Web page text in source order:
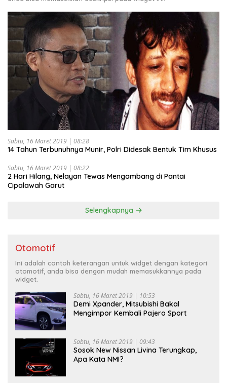
Sabtu, 16 Maret 2019 | 08:28
14 Tahun Terbunuhnya Munir, Polri Didesak Bentuk Tim Khusus
Sabtu, 16 Maret 2019 | 08:22
2 Hari Hilang, Nelayan Tewas Mengambang di Pantai
Cipalawah Garut
Selengkapnya
Otomotif
Ini adalah contoh keterangan untuk widget dengan kategori
otomotif, anda bisa dengan mudah memasukkannya pada
widget.
Sabtu, 16 Maret 2019 | 10:53
Demi Xpander, Mitsubishi Bakal
Mengimpor Kembali Pajero Sport
Sabtu, 16 Maret 2019 | 09:43
Sosok New Nissan Livina Terungkap,
Apa Kata NMI?